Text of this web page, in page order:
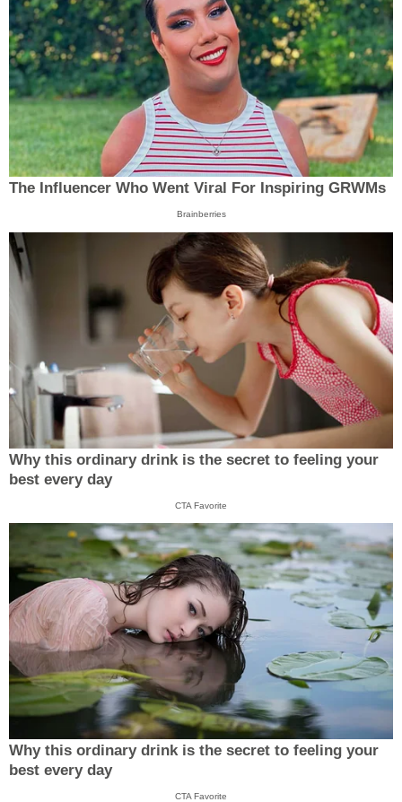
The Influencer Who Went Viral For Inspiring GRWMs
Brainberries
Why this ordinary drink is the secret to feeling your
best every day
CTA Favorite
Why this ordinary drink is the secret to feeling your
best every day
CTA Favorite